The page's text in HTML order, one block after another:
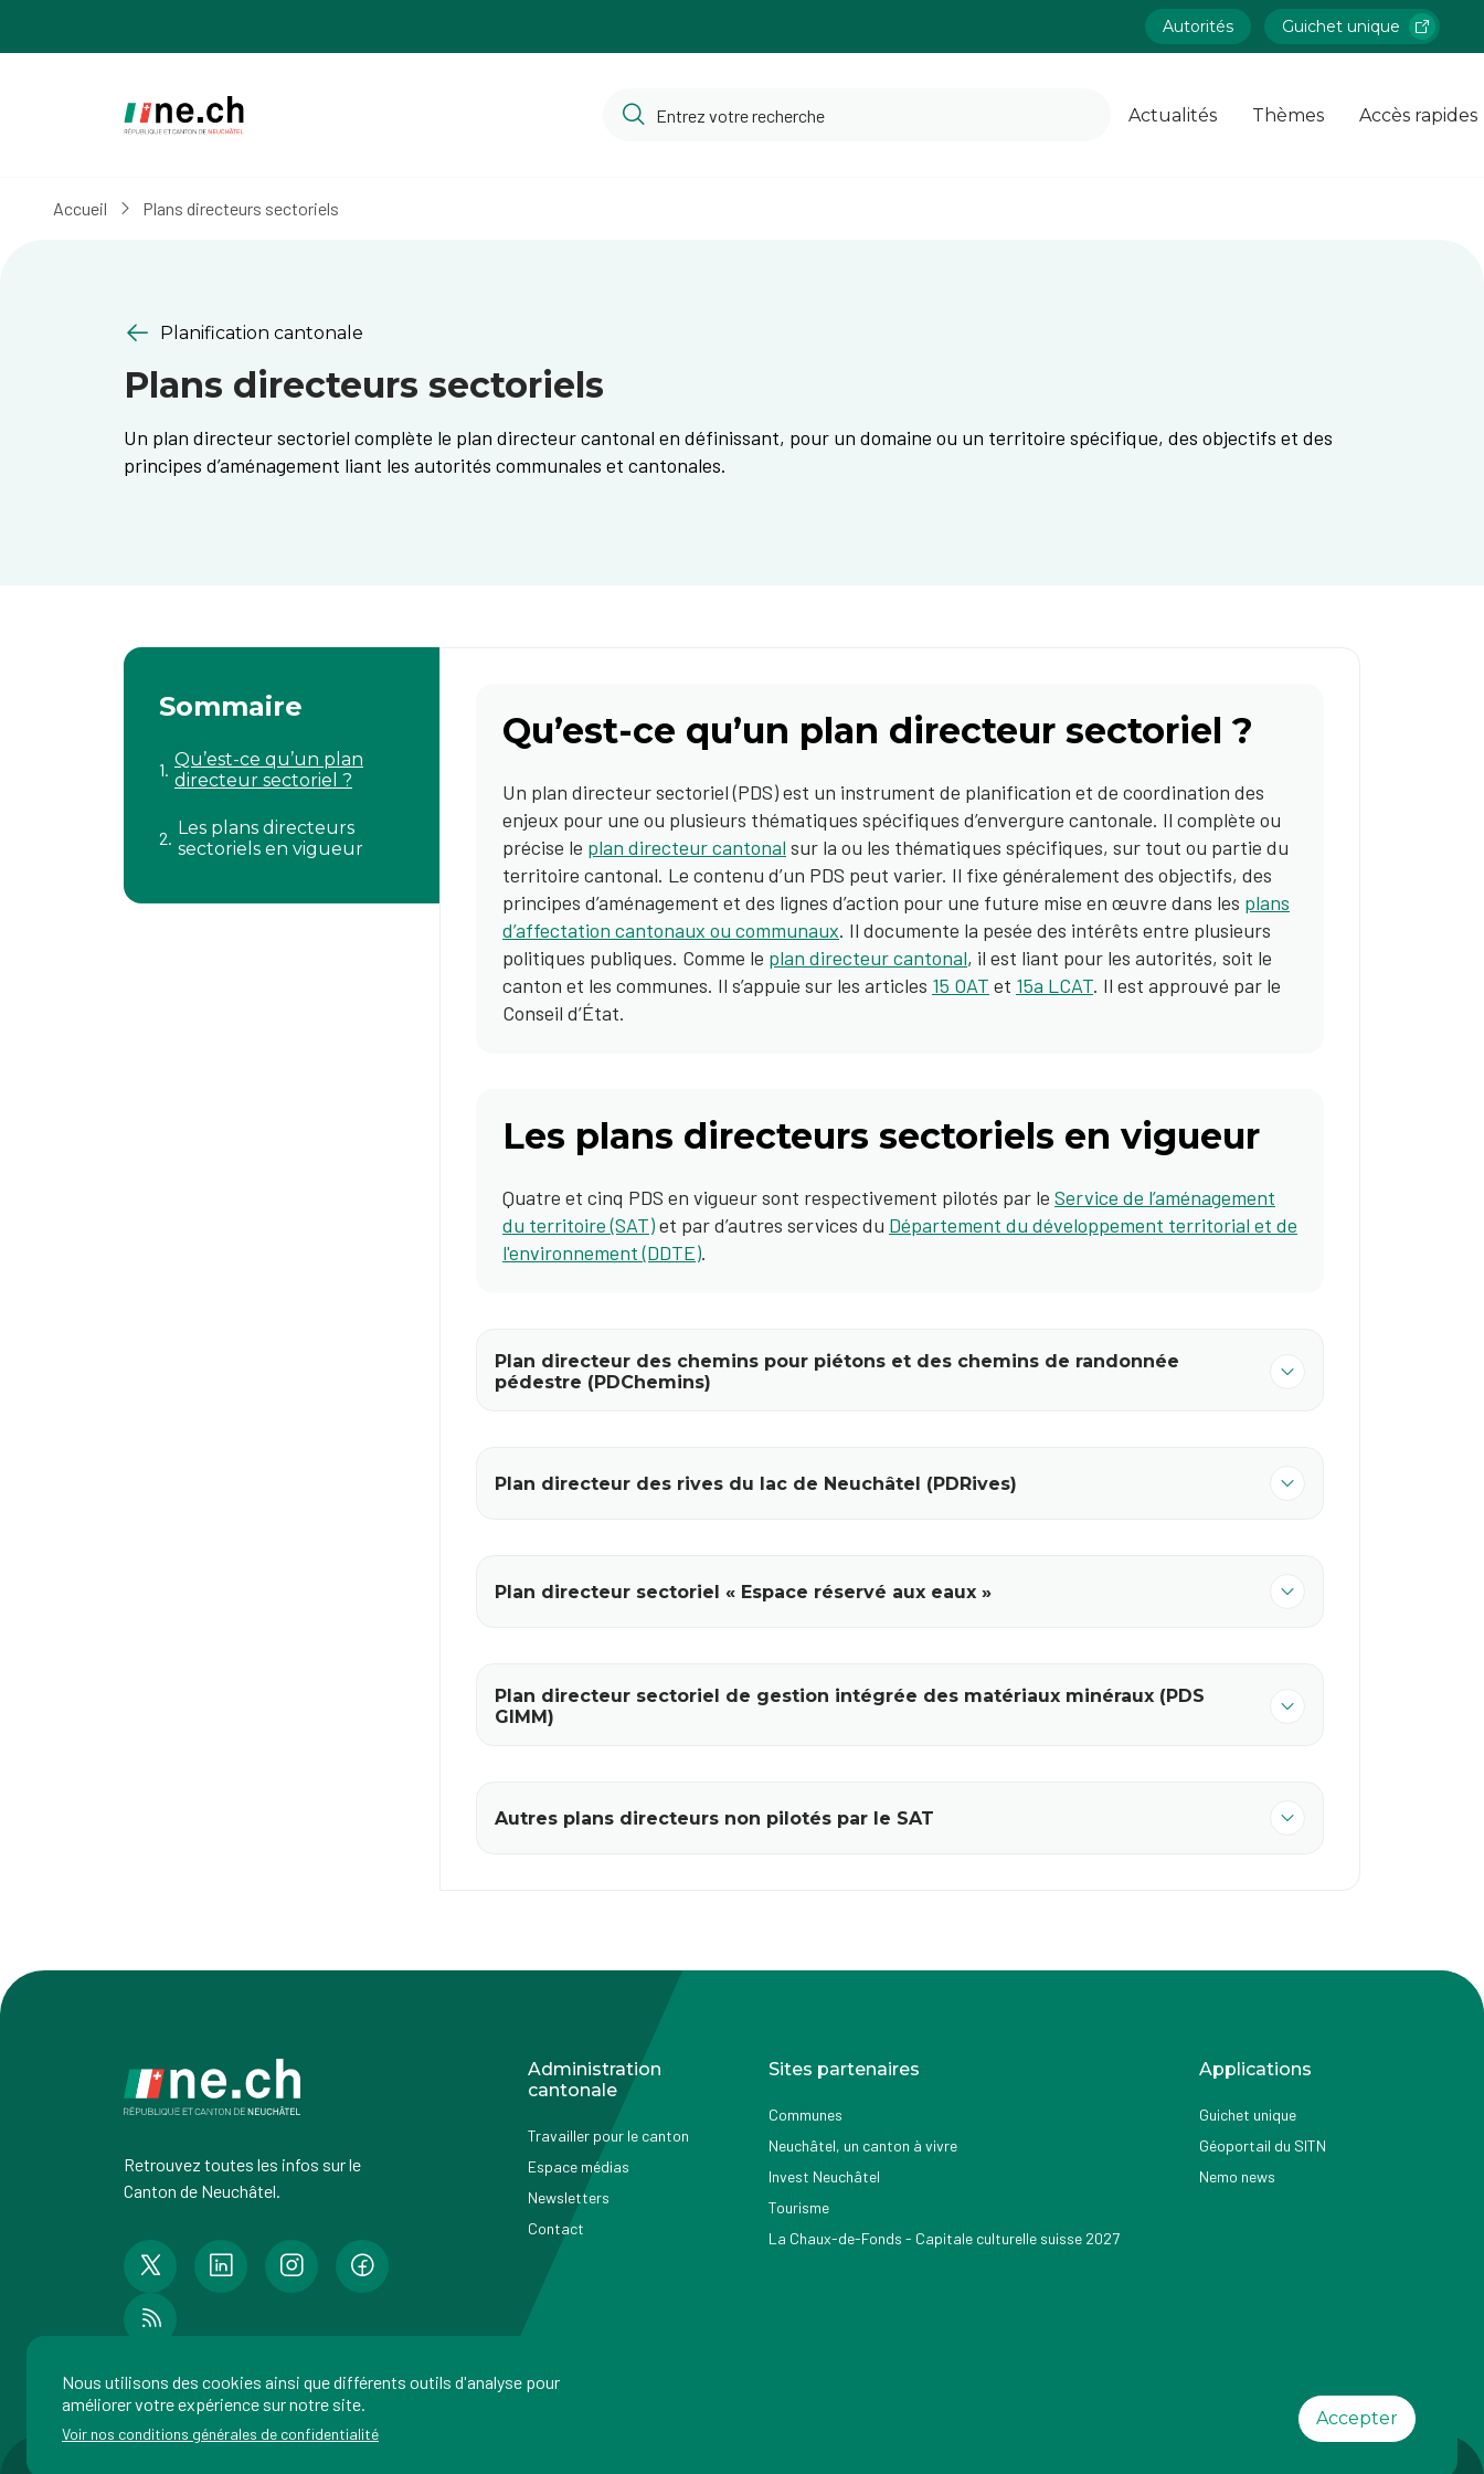
Autorités Guichet unique
Actualités Thèmes Accès rapides
Accueil Plans directeurs sectoriels
Planification cantonale
Plans directeurs sectoriels
Un plan directeur sectoriel complète le plan directeur cantonal en définissant, pour un domaine ou un territoire spécifique, des objectifs et des
principes d’aménagement liant les autorités communales et cantonales.
Sommaire
Qu’est-ce qu’un plan
directeur sectoriel ?
Les plans directeurs
sectoriels en vigueur
Qu’est-ce qu’un plan directeur sectoriel ?
Un plan directeur sectoriel (PDS) est un instrument de planification et de coordination des
enjeux pour une ou plusieurs thématiques spécifiques d’envergure cantonale. Il complète ou
précise le plan directeur cantonal sur la ou les thématiques spécifiques, sur tout ou partie du
territoire cantonal. Le contenu d’un PDS peut varier. Il fixe généralement des objectifs, des
principes d’aménagement et des lignes d’action pour une future mise en œuvre dans les plans
d’affectation cantonaux ou communaux. Il documente la pesée des intérêts entre plusieurs
politiques publiques. Comme le plan directeur cantonal, il est liant pour les autorités, soit le
canton et les communes. Il s’appuie sur les articles 15 OAT et 15a LCAT. Il est approuvé par le
Conseil d’État.
Les plans directeurs sectoriels en vigueur
Quatre et cinq PDS en vigueur sont respectivement pilotés par le Service de l’aménagement
du territoire (SAT)et par d’autres services du Département du développement territorial et de
l'environnement (DDTE).
Plan directeur des chemins pour piétons et des chemins de randonnée
pédestre (PDChemins)
Plan directeur des rives du lac de Neuchâtel (PDRives)
Plan directeur sectoriel « Espace réservé aux eaux »
Plan directeur sectoriel de gestion intégrée des matériaux minéraux (PDS
GIMM)
Autres plans directeurs non pilotés par le SAT
Retrouvez toutes les infos sur le
Canton de Neuchâtel.
Administration
cantonale
Travailler pour le canton
Espace médias
Newsletters
Contact
Sites partenaires
Communes
Neuchâtel, un canton à vivre
Invest Neuchâtel
Tourisme
La Chaux-de-Fonds - Capitale culturelle suisse 2027
Applications
Guichet unique
Géoportail du SITN
Nemo news
Nous utilisons des cookies ainsi que différents outils d'analyse pour
améliorer votre expérience sur notre site.
Voir nos conditions générales de confidentialité
Accepter